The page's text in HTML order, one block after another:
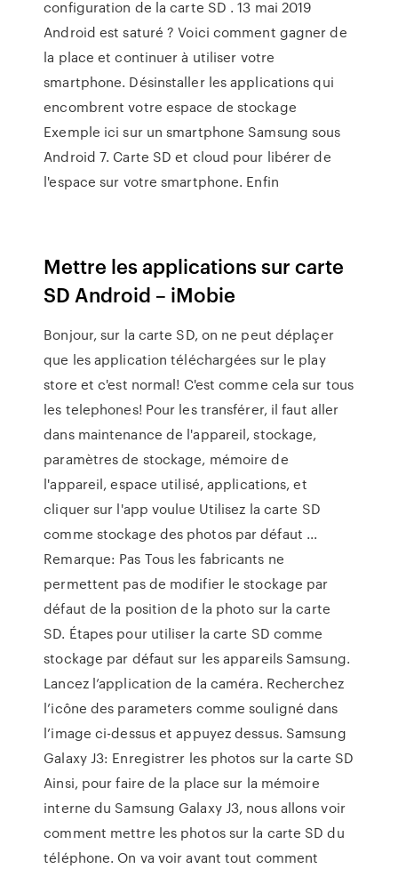
configuration de la carte SD . 13 mai 2019
Android est saturé ? Voici comment gagner de
la place et continuer à utiliser votre
smartphone. Désinstaller les applications qui
encombrent votre espace de stockage
Exemple ici sur un smartphone Samsung sous
Android 7. Carte SD et cloud pour libérer de
l'espace sur votre smartphone. Enfin
Mettre les applications sur carte
SD Android – iMobie
Bonjour, sur la carte SD, on ne peut déplaçer
que les application téléchargées sur le play
store et c'est normal! C'est comme cela sur tous
les telephones! Pour les transférer, il faut aller
dans maintenance de l'appareil, stockage,
paramètres de stockage, mémoire de
l'appareil, espace utilisé, applications, et
cliquer sur l'app voulue Utilisez la carte SD
comme stockage des photos par défaut ...
Remarque: Pas Tous les fabricants ne
permettent pas de modifier le stockage par
défaut de la position de la photo sur la carte
SD. Étapes pour utiliser la carte SD comme
stockage par défaut sur les appareils Samsung.
Lancez l’application de la caméra. Recherchez
l’icône des parameters comme souligné dans
l’image ci-dessus et appuyez dessus. Samsung
Galaxy J3: Enregistrer les photos sur la carte SD
Ainsi, pour faire de la place sur la mémoire
interne du Samsung Galaxy J3, nous allons voir
comment mettre les photos sur la carte SD du
téléphone. On va voir avant tout comment